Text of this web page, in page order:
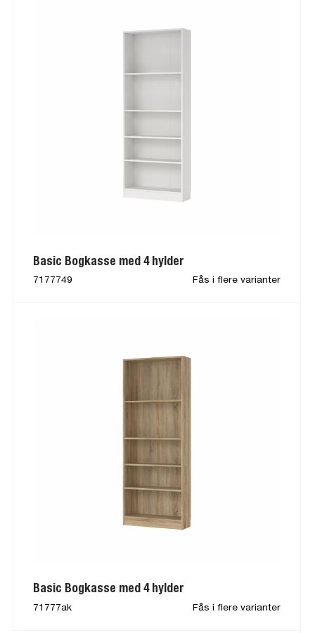
Basic Bogkasse med 4 hylder
7177749 Fås i flere varianter
Basic Bogkasse med 4 hylder
71777ak Fås i flere varianter